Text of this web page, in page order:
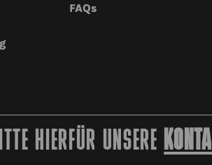
FAQs
HIERFÜR UNSERE